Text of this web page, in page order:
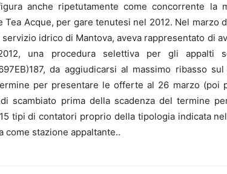
anche ripetutamente come concorrente la
Tea Acque, per gare tenutesi nel 2012. Nel marzo
idrico di Mantova, aveva rappresentato di
una procedura selettiva per gli appalti
da aggiudicarsi al massimo ribasso
per presentare le offerte al 26 marzo (poi
scambiato prima della scadenza del termine
tipi di contatori proprio della tipologia indicata
come stazione appaltante..